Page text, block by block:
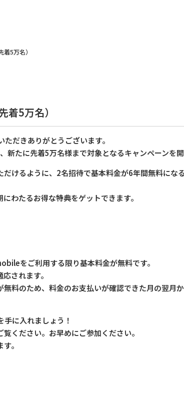
5万名）
着5万名）
だきありがとうございます。
新たに先着5万名様まで対象となるキャンペーンを
けるように、2名招待で基本料金が6年間無料にな
わたるお得な特典をゲットできます。
をご利用する限り基本料金が無料です。
されます。
料のため、料金のお支払いが確認できた月の翌月
に入れましょう！
ください。お早めにご参加ください。
。